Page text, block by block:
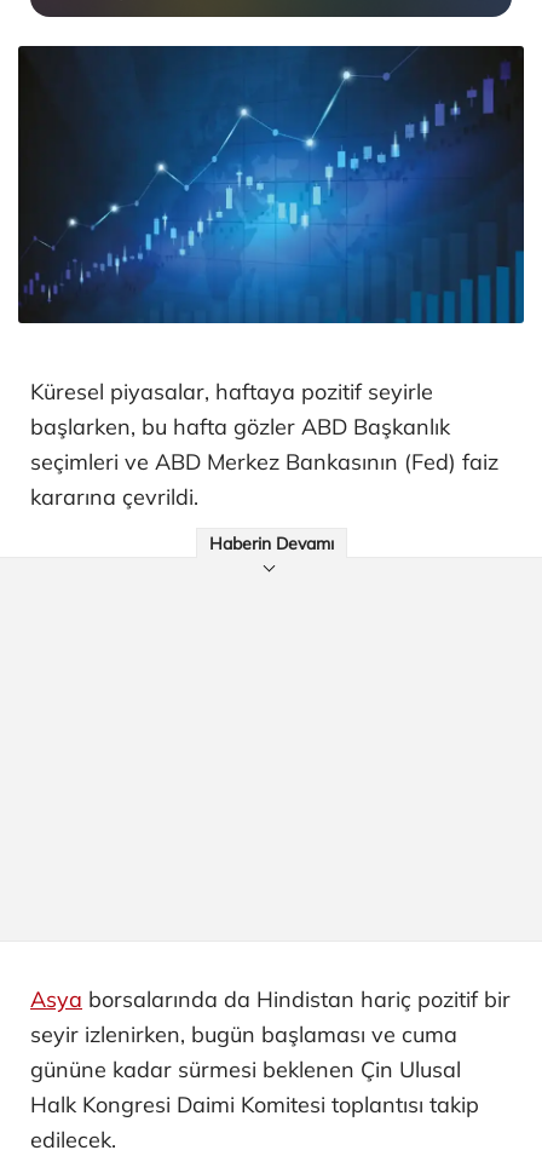
Küresel piyasalar, haftaya pozitif seyirle
başlarken, bu hafta gözler ABD Başkanlık
seçimleri ve ABD Merkez Bankasının (Fed) faiz
kararına çevrildi.
Haberin Devamı
Asya borsalarında da Hindistan hariç pozitif bir
seyir izlenirken, bugün başlaması ve cuma
gününe kadar sürmesi beklenen Çin Ulusal
Halk Kongresi Daimi Komitesi toplantısı takip
edilecek.